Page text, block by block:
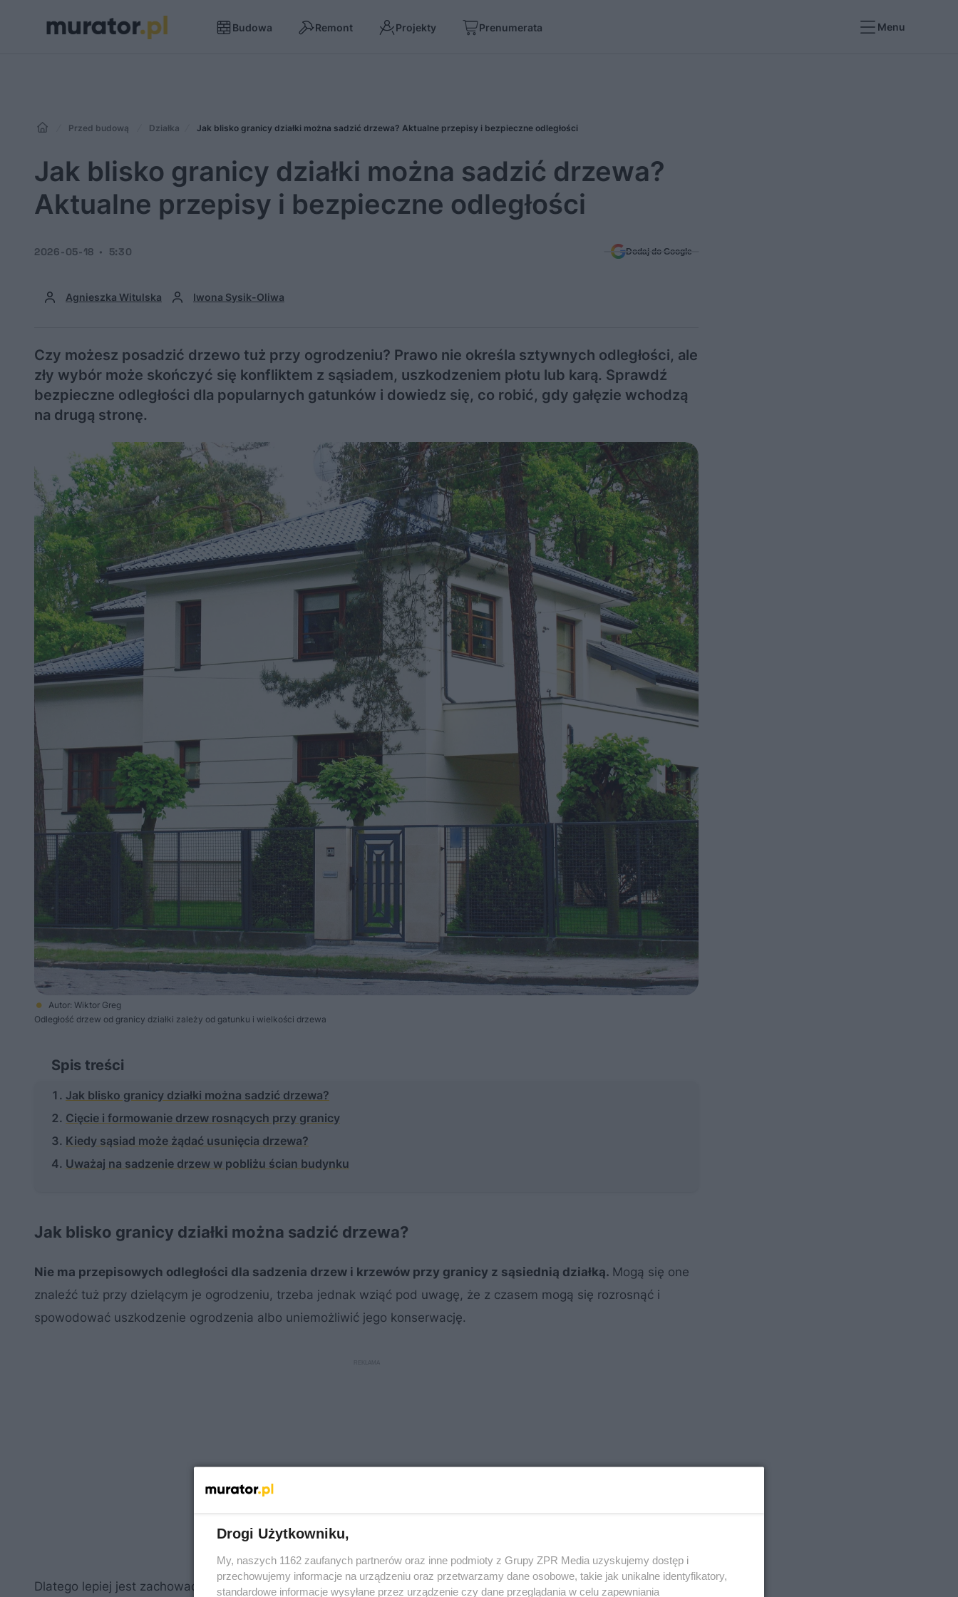
Budowa Remont Projekty Prenumerata Menu
Przed budową Działka Jak blisko granicy działki można sadzić drzewa? Aktualne przepisy i bezpieczne odległości
Jak blisko granicy działki można sadzić drzewa?
Aktualne przepisy i bezpieczne odległości
Agnieszka Witulska Iwona Sysik-Oliwa
2026-05-18 5:30 Dodaj do Google
Czy możesz posadzić drzewo tuż przy ogrodzeniu? Prawo nie określa sztywnych odległości, ale
zły wybór może skończyć się konfliktem z sąsiadem, uszkodzeniem płotu lub karą. Sprawdź
bezpieczne odległości dla popularnych gatunków i dowiedz się, co robić, gdy gałęzie wchodzą
na drugą stronę.
Autor: Wiktor Greg
Odległość drzew od granicy działki zależy od gatunku i wielkości drzewa
Spis treści
Jak blisko granicy działki można sadzić drzewa?
Cięcie i formowanie drzew rosnących przy granicy
Kiedy sąsiad może żądać usunięcia drzewa?
Uważaj na sadzenie drzew w pobliżu ścian budynku
Jak blisko granicy działki można sadzić drzewa?
Nie ma przepisowych odległości dla sadzenia drzew i krzewów przy granicy z sąsiednią działką. Mogą się one
znaleźć tuż przy dzielącym je ogrodzeniu, trzeba jednak wziąć pod uwagę, że z czasem mogą się rozrosnąć i
spowodować uszkodzenie ogrodzenia albo uniemożliwić jego konserwację.
Dlatego lepiej jest zachować odległość od granicy działkiodpowiednią dla gatunku i wielkości drzewa czy krzewu.
Drogi Użytkowniku,
My, naszych 1162 zaufanych partnerów oraz inne podmioty z Grupy ZPR Media uzyskujemy dostęp i
przechowujemy informacje na urządzeniu oraz przetwarzamy dane osobowe, takie jak unikalne identyfikatory,
standardowe informacje wysyłane przez urządzenie czy dane przeglądania w celu zapewniania